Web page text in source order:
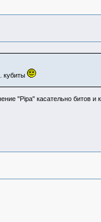
кубиты
"Pipa" касательно битов и